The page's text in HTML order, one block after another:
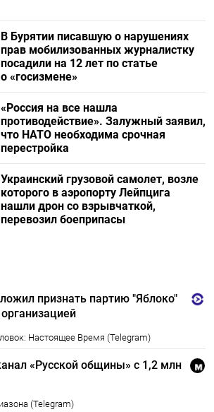
В Бурятии писавшую о нарушениях
прав мобилизованных журналистку
посадили на 12 лет по статье
о «госизмене»
«Россия на все нашла
противодействие». Залужный заявил,
что НАТО необходима срочная
перестройка
Украинский грузовой самолет, возле
которого в аэропорту Лейпцига
нашли дрон со взрывчаткой,
перевозил боеприпасы